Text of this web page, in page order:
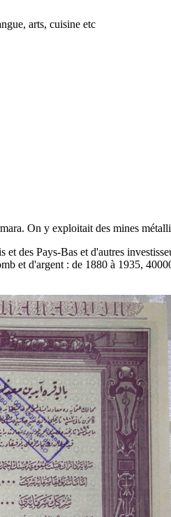
arts, cuisine etc
On y exploitait des mines
des Pays-Bas et d'autres
et d'argent : de 1880 à 1935,